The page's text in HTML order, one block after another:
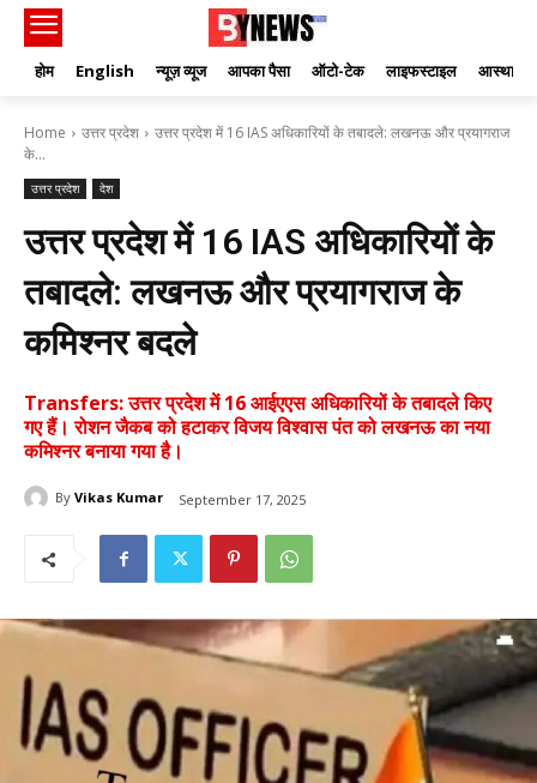
होम English न्यूज़ व्यूज आपका पैसा ऑटो-टेक लाइफस्टाइल आस्था
Home उत्तर प्रदेश
उत्तर प्रदेश में 16 IAS अधिकारियों के तबादले: लखनऊ और प्रयागराज
के...
उत्तर प्रदेश देश
उत्तर प्रदेश में 16 IAS अधिकारियों के
तबादले: लखनऊ और प्रयागराज के
कमिश्नर बदले
Transfers: उत्तर प्रदेश में 16 आईएएस अधिकारियों के तबादले किए
गए हैं। रोशन जैकब को हटाकर विजय विश्वास पंत को लखनऊ का नया
कमिश्नर बनाया गया है।
By Vikas Kumar September 17, 2025